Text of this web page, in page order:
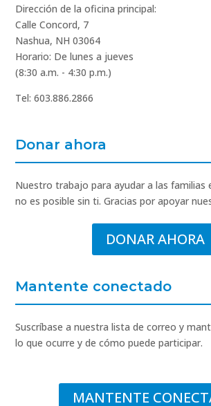
Dirección de la oficina principal:
Calle Concord, 7
Nashua, NH 03064
Horario: De lunes a jueves
(8:30 a.m. - 4:30 p.m.)
Tel: 603.886.2866
Donar ahora
Nuestro trabajo para ayudar a las familias
no es posible sin ti. Gracias por apoyar
DONAR AHORA
Mantente conectado
Suscríbase a nuestra lista de correo y
lo que ocurre y de cómo puede participar.
MANTENTE